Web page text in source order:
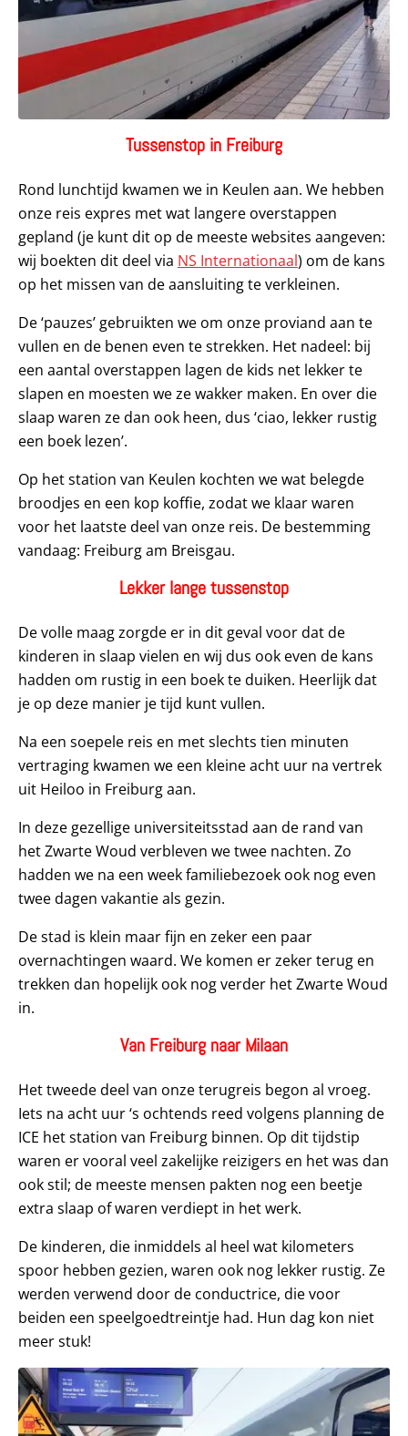
Tussenstop in Freiburg
Rond lunchtijd kwamen we in Keulen aan. We hebben
onze reis expres met wat langere overstappen
gepland (je kunt dit op de meeste websites aangeven:
wij boekten dit deel via NS Internationaal) om de kans
op het missen van de aansluiting te verkleinen.
De ‘pauzes’ gebruikten we om onze proviand aan te
vullen en de benen even te strekken. Het nadeel: bij
een aantal overstappen lagen de kids net lekker te
slapen en moesten we ze wakker maken. En over die
slaap waren ze dan ook heen, dus ‘ciao, lekker rustig
een boek lezen’.
Op het station van Keulen kochten we wat belegde
broodjes en een kop koffie, zodat we klaar waren
voor het laatste deel van onze reis. De bestemming
vandaag: Freiburg am Breisgau.
Lekker lange tussenstop
De volle maag zorgde er in dit geval voor dat de
kinderen in slaap vielen en wij dus ook even de kans
hadden om rustig in een boek te duiken. Heerlijk dat
je op deze manier je tijd kunt vullen.
Na een soepele reis en met slechts tien minuten
vertraging kwamen we een kleine acht uur na vertrek
uit Heiloo in Freiburg aan.
In deze gezellige universiteitsstad aan de rand van
het Zwarte Woud verbleven we twee nachten. Zo
hadden we na een week familiebezoek ook nog even
twee dagen vakantie als gezin.
De stad is klein maar fijn en zeker een paar
overnachtingen waard. We komen er zeker terug en
trekken dan hopelijk ook nog verder het Zwarte Woud
in.
Van Freiburg naar Milaan
Het tweede deel van onze terugreis begon al vroeg.
Iets na acht uur ‘s ochtends reed volgens planning de
ICE het station van Freiburg binnen. Op dit tijdstip
waren er vooral veel zakelijke reizigers en het was dan
ook stil; de meeste mensen pakten nog een beetje
extra slaap of waren verdiept in het werk.
De kinderen, die inmiddels al heel wat kilometers
spoor hebben gezien, waren ook nog lekker rustig. Ze
werden verwend door de conductrice, die voor
beiden een speelgoedtreintje had. Hun dag kon niet
meer stuk!